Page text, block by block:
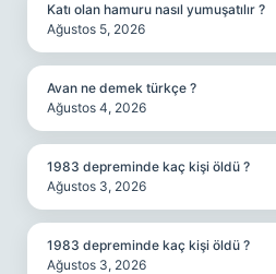
Katı olan hamuru nasıl yumuşatılır ?
Ağustos 5, 2026
Avan ne demek türkçe ?
Ağustos 4, 2026
1983 depreminde kaç kişi öldü ?
Ağustos 3, 2026
1983 depreminde kaç kişi öldü ?
Ağustos 3, 2026